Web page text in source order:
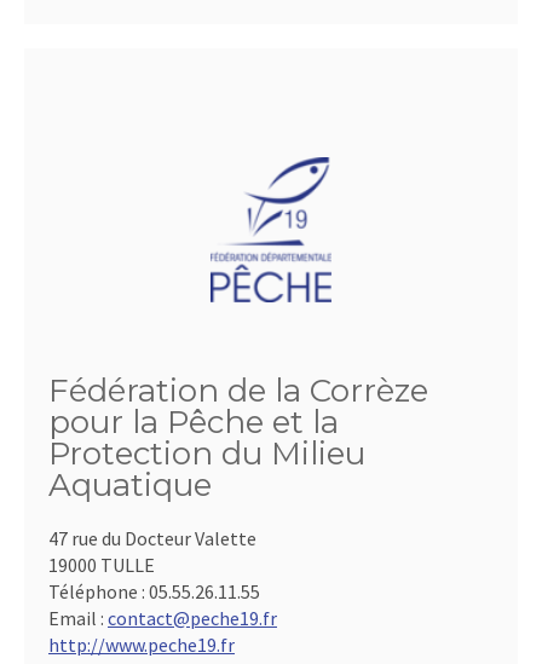
Fédération de la Corrèze
pour la Pêche et la
Protection du Milieu
Aquatique
47 rue du Docteur Valette
19000 TULLE
Téléphone : 05.55.26.11.55
Email : contact@peche19.fr
http://www.peche19.fr